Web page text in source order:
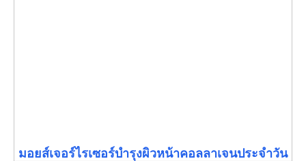
มอยส์เจอร์ไรเซอร์บำรุงผิวหน้าคอลลาเจนประจำวัน